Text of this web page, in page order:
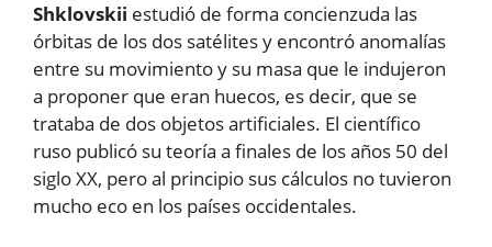
Shklovskii estudió de forma concienzuda las
órbitas de los dos satélites y encontró anomalías
entre su movimiento y su masa que le indujeron
a proponer que eran huecos, es decir, que se
trataba de dos objetos artificiales. El científico
ruso publicó su teoría a finales de los años 50 del
siglo XX, pero al principio sus cálculos no tuvieron
mucho eco en los países occidentales.